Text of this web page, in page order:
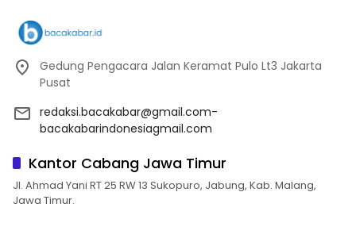
Gedung Pengacara Jalan Keramat Pulo Lt3 Jakarta
Pusat
redaksi.bacakabar@gmail.com-
bacakabarindonesiagmail.com
Kantor Cabang Jawa Timur
Jl. Ahmad Yani RT 25 RW 13 Sukopuro, Jabung, Kab. Malang,
Jawa Timur.